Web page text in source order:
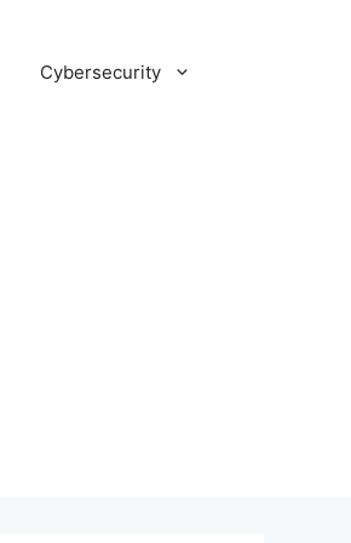
Cybersecurity